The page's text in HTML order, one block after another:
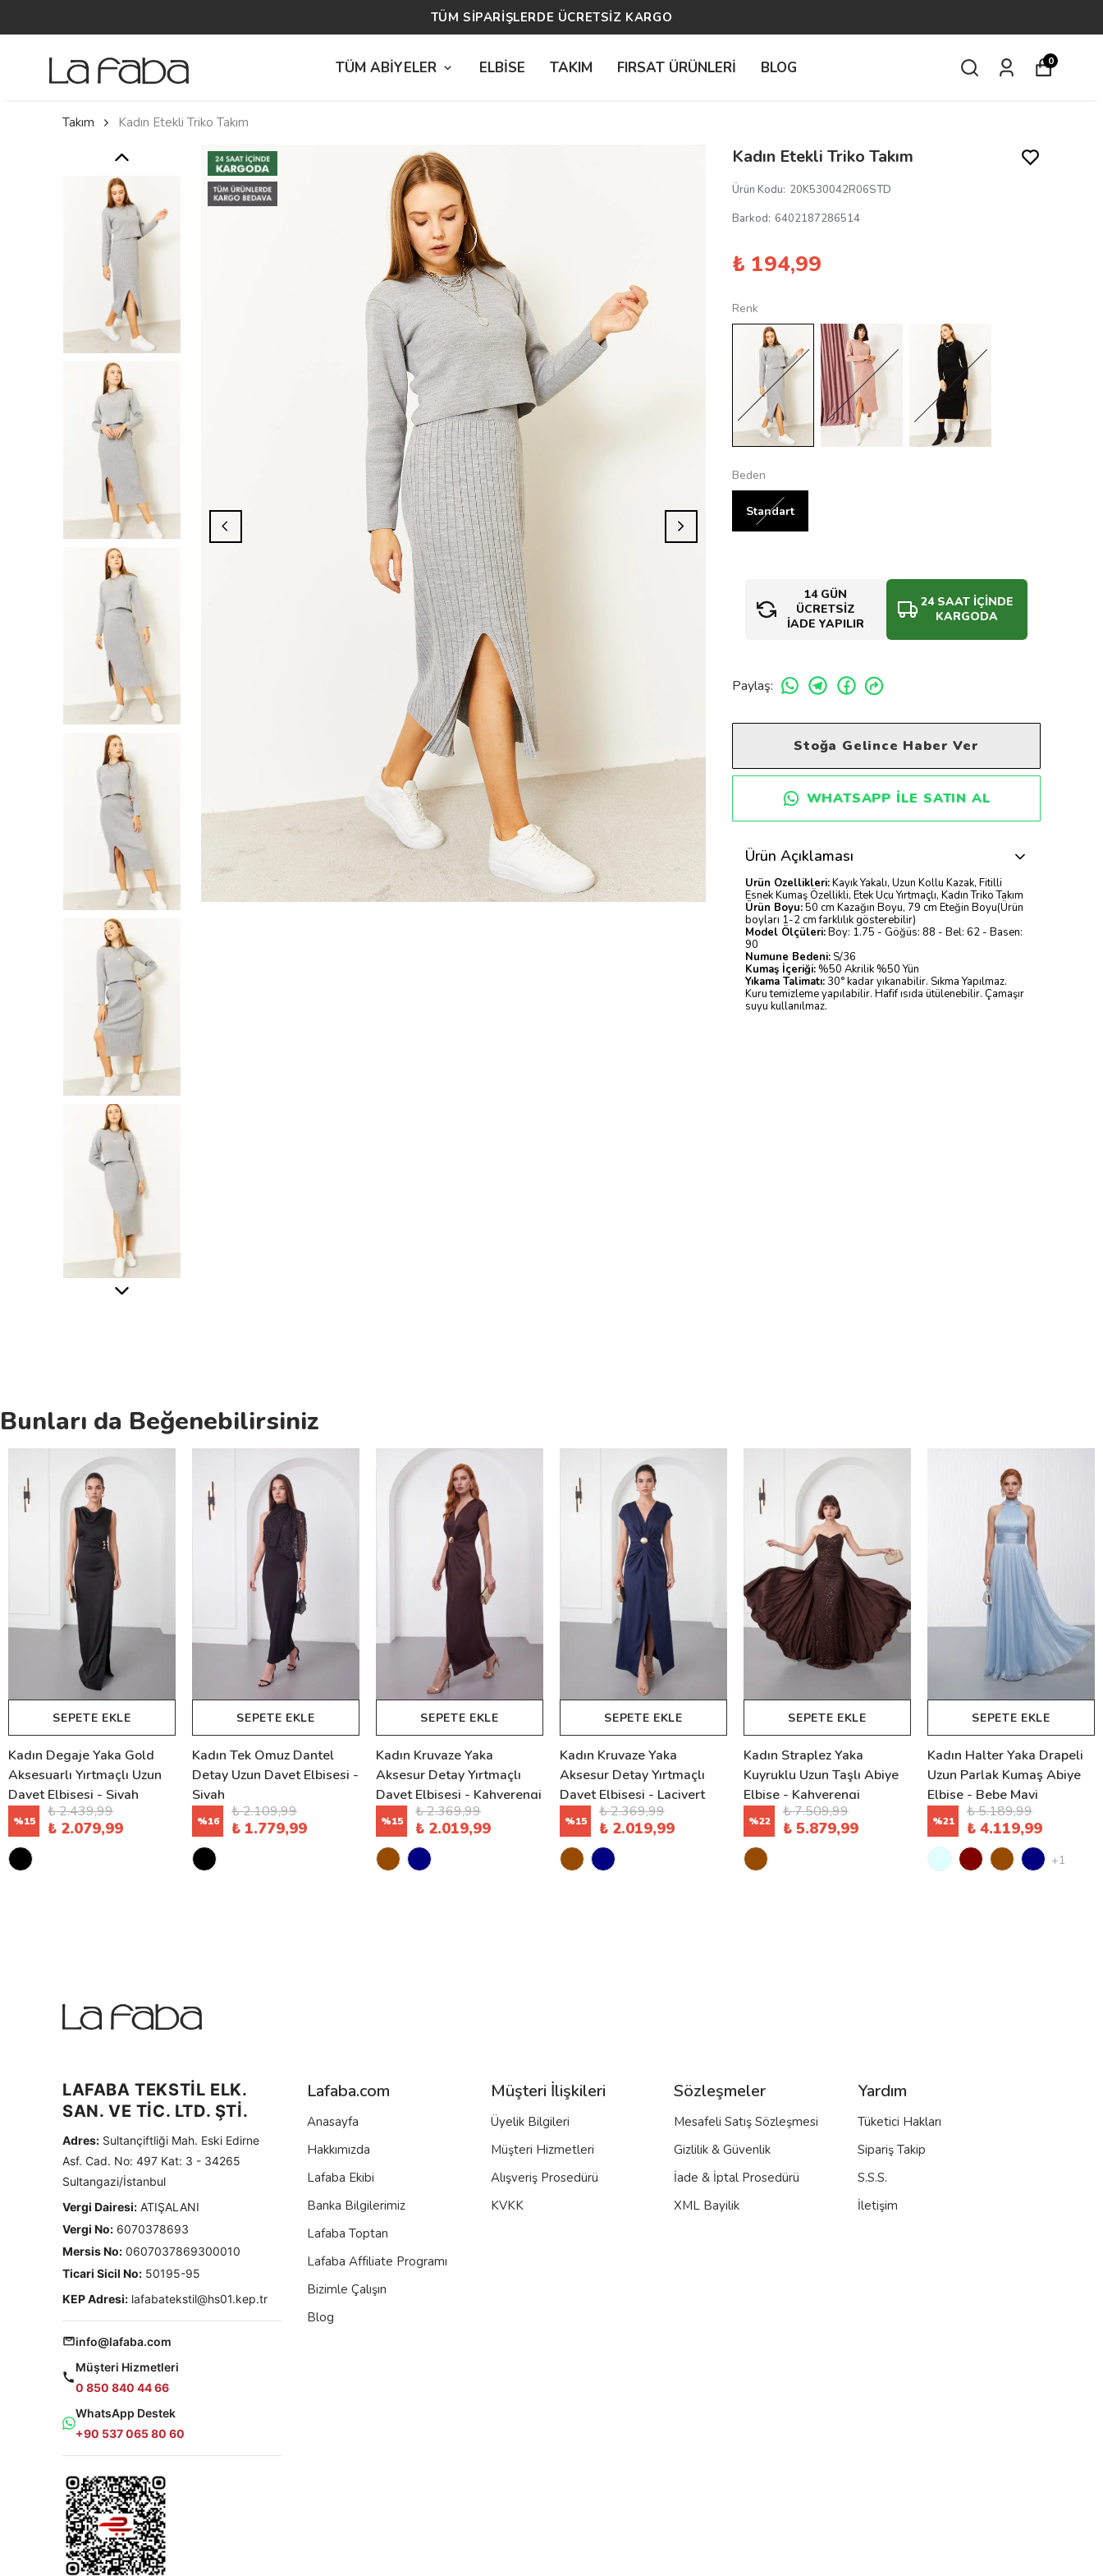
14 GÜN ÜCRETSİZ İADE
TÜM ABİYELER ELBİSE TAKIM FIRSAT ÜRÜNLERİ BLOG 0
Takım Kadın Etekli Triko Takım
Kadın Etekli Triko Takım
Ürün Kodu: 20K530042R06STD
Barkod: 6402187286514
₺ 194,99
Renk
Beden
Standart
14 GÜN
ÜCRETSİZ
İADE YAPILIR
24 SAAT İÇİNDE
KARGODA
Paylaş:
Stoğa Gelince Haber Ver
WHATSAPP ILE SATIN AL
Ürün Açıklaması
Ürün Özellikleri:Kayık Yakalı, Uzun Kollu Kazak, Fitilli
Esnek Kumaş Özellikli, Etek Ucu Yırtmaçlı, Kadın Triko Takım
Ürün Boyu:50 cm Kazağın Boyu, 79 cm Eteğin Boyu(Ürün
boyları 1-2 cm farklılık gösterebilir)
Model Ölçüleri:Boy: 1.75 - Göğüs: 88 - Bel: 62 - Basen:
90
Numune Bedeni: S/36
Kumaş İçeriği: %50 Akrilik %50 Yün
Yıkama Talimatı:30° kadar yıkanabilir. Sıkma Yapılmaz.
Kuru temizleme yapılabilir. Hafif ısıda ütülenebilir. Çamaşır
suyu kullanılmaz.
Bunları da Beğenebilirsiniz
SEPETE EKLE
Kadın Degaje Yaka Gold
Aksesuarlı Yırtmaçlı Uzun
Davet Elbisesi - Siyah
%15
₺ 2.439,99
₺ 2.079,99
SEPETE EKLE
Kadın Tek Omuz Dantel
Detay Uzun Davet Elbisesi -
Siyah
%16
₺ 2.109,99
₺ 1.779,99
SEPETE EKLE
Kadın Kruvaze Yaka
Aksesur Detay Yırtmaçlı
Davet Elbisesi - Kahverengi
%15
₺ 2.369,99
₺ 2.019,99
SEPETE EKLE
Kadın Kruvaze Yaka
Aksesur Detay Yırtmaçlı
Davet Elbisesi - Lacivert
%15
₺ 2.369,99
₺ 2.019,99
SEPETE EKLE
Kadın Straplez Yaka
Kuyruklu Uzun Taşlı Abiye
Elbise - Kahverengi
%22
₺ 7.509,99
₺ 5.879,99
SEPETE EKLE
Kadın Halter Yaka Drapeli
Uzun Parlak Kumaş Abiye
Elbise - Bebe Mavi
%21
₺ 5.189,99
₺ 4.119,99
+1
Lafaba.com
Anasayfa
Hakkımızda
Lafaba Ekibi
Banka Bilgilerimiz
Lafaba Toptan
Lafaba Affiliate Programı
Bizimle Çalışın
Blog
Müşteri İlişkileri
Üyelik Bilgileri
Müşteri Hizmetleri
Alışveriş Prosedürü
KVKK
Sözleşmeler
Mesafeli Satış Sözleşmesi
Gizlilik & Güvenlik
İade & İptal Prosedürü
XML Bayilik
Yardım
Tüketici Hakları
Sipariş Takip
S.S.S.
İletişim
LAFABA TEKSTİL ELK.
SAN. VE TİC. LTD. ŞTİ.
Adres: Sultançiftliği Mah. Eski Edirne
Asf. Cad. No: 497 Kat: 3 - 34265
Sultangazi/İstanbul
Vergi Dairesi: ATIŞALANI
Vergi No: 6070378693
Mersis No: 0607037869300010
Ticari Sicil No: 50195-95
KEP Adresi: lafabatekstil@hs01.kep.tr
info@lafaba.com
Müşteri Hizmetleri
0 850 840 44 66
WhatsApp Destek
+90 537 065 80 60